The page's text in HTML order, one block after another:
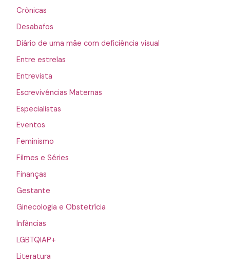
Crônicas
Desabafos
Diário de uma mãe com deficiência visual
Entre estrelas
Entrevista
Escrevivências Maternas
Especialistas
Eventos
Feminismo
Filmes e Séries
Finanças
Gestante
Ginecologia e Obstetrícia
Infâncias
LGBTQIAP+
Literatura